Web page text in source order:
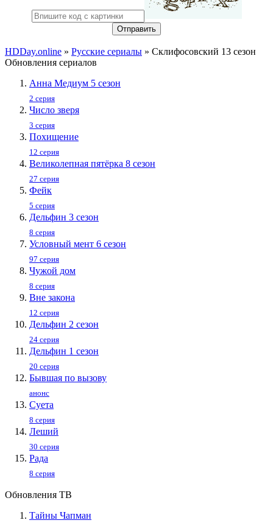
Отправить
HDDay.online » Русские сериалы » Склифосовский 13 сезон
Обновления сериалов
Анна Медиум 5 сезон
2 серия
Число зверя
3 серия
Похищение
12 серия
Великолепная пятёрка 8 сезон
27 серия
Фейк
5 серия
Дельфин 3 сезон
8 серия
Условный мент 6 сезон
97 серия
Чужой дом
8 серия
Вне закона
12 серия
Дельфин 2 сезон
24 серия
Дельфин 1 сезон
20 серия
Бывшая по вызову
анонс
Суета
8 серия
Леший
30 серия
Рада
8 серия
Обновления ТВ
Тайны Чапман